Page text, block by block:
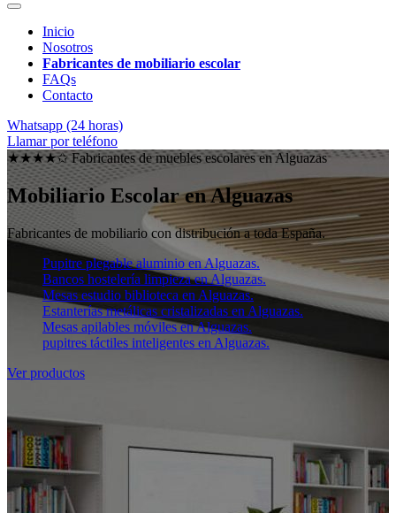
Inicio
Nosotros
Fabricantes de mobiliario escolar
FAQs
Contacto
Whatsapp (24 horas)
Llamar por teléfono
★★★★✩ Fabricantes de muebles escolares enAlguazas
Mobiliario Escolar en Alguazas
Fabricantes de mobiliario con distribución a toda España.
Pupitre plegable aluminio en Alguazas.
Bancos hostelería limpieza en Alguazas.
Mesas estudio biblioteca en Alguazas.
Estanterías metálicas cristalizadas en Alguazas.
Mesas apilables móviles en Alguazas.
pupitres táctiles inteligentes en Alguazas.
Ver productos